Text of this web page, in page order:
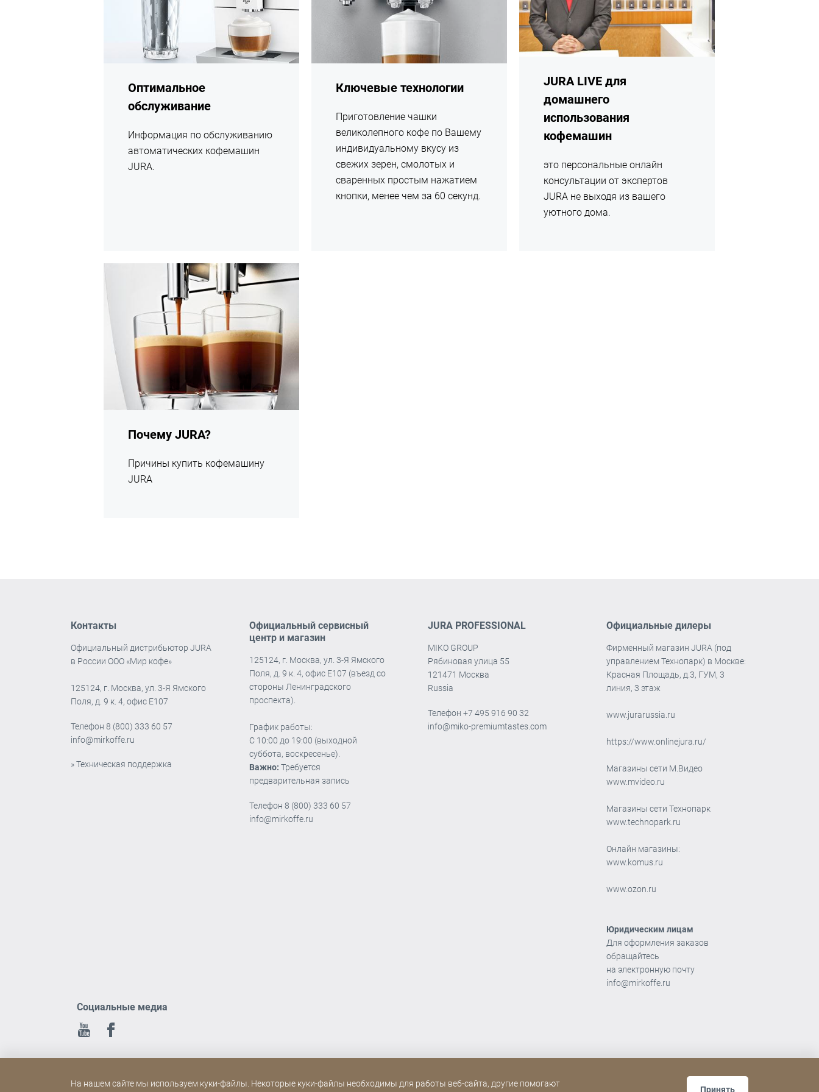
Оптимальное
обслуживание
Информация по обслуживанию
автоматических кофемашин
JURA.
Ключевые технологии
Приготовление чашки
великолепного кофе по Вашему
индивидуальному вкусу из
свежих зерен, смолотых и
сваренных простым нажатием
кнопки, менее чем за 60 секунд.
JURA LIVE для
домашнего
использования
кофемашин
это персональные онлайн
консультации от экспертов
JURA не выходя из вашего
уютного дома.
Почему JURA?
Причины купить кофемашину
JURA
Контакты
Официальный дистрибьютор JURA
в России ООО «Мир кофе»
125124, г. Москва, ул. 3-Я Ямского
Поля, д. 9 к. 4, офис Е107
Телефон8 (800) 333 60 57
info@mirkoffe.ru
» Техническая поддержка
Официальный сервисный
центр и магазин
125124, г. Москва, ул. 3-Я Ямского
Поля, д. 9 к. 4, офис Е107 (въезд со
стороны Ленинградского
проспекта).
График работы:
С 10:00 до 19:00 (выходной
суббота, воскресенье).
Важно: Требуется
предварительная запись
Телефон8 (800) 333 60 57
info@mirkoffe.ru
JURA PROFESSIONAL
MIKO GROUP
Рябиновая улица 55
121471 Москва
Russia
Телефон +7 495 916 90 32
info@miko-premiumtastes.com
Официальные дилеры
Фирменный магазин JURA (под
управлением Технопарк) в Москве:
Красная Площадь, д.3, ГУМ, 3
линия, 3 этаж
www.jurarussia.ru
https://www.onlinejura.ru/
Магазины сети М.Видео
www.mvideo.ru
Магазины сети Технопарк
www.technopark.ru
Онлайн магазины:
www.komus.ru
www.ozon.ru
Юридическим лицам
Для оформления заказов
обращайтесь
на электронную почту
info@mirkoffe.ru
Социальные медиа
Youtube
На нашем сайте мы используем куки-файлы. Некоторые куки-файлы необходимы для работы веб-сайта, другие помогают
Принять